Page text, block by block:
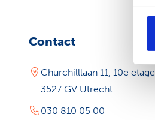
Contact
Churchilllaan 11, 10e etage
3527 GV Utrecht
030 810 05 00